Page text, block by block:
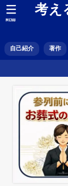
考え
自己紹介 著作
MENU